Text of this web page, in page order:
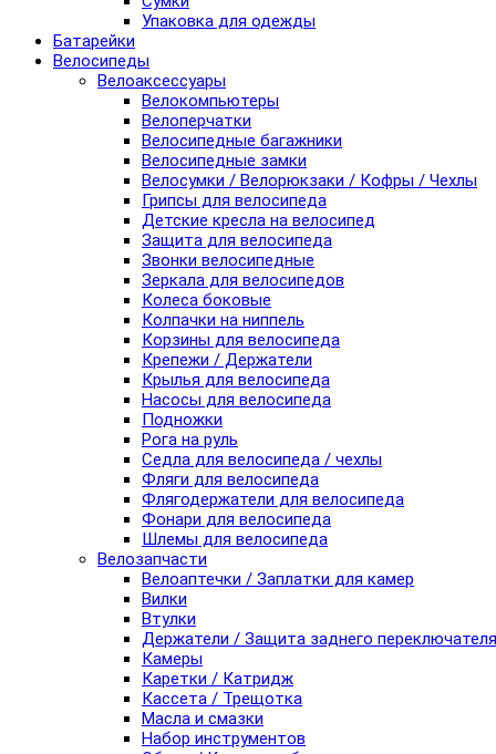
Упаковка для одежды
Батарейки
Велосипеды
Велоаксессуары
Велокомпьютеры
Велоперчатки
Велосипедные багажники
Велосипедные замки
Велосумки / Велорюкзаки / Кофры / Чехлы
Грипсы для велосипеда
Детские кресла на велосипед
Защита для велосипеда
Звонки велосипедные
Зеркала для велосипедов
Колеса боковые
Колпачки на ниппель
Корзины для велосипеда
Крепежи / Держатели
Крылья для велосипеда
Насосы для велосипеда
Подножки
Рога на руль
Седла для велосипеда / чехлы
Фляги для велосипеда
Флягодержатели для велосипеда
Фонари для велосипеда
Шлемы для велосипеда
Велозапчасти
Велоаптечки / Заплатки для камер
Вилки
Втулки
Держатели / Защита заднего переключателя
Камеры
Каретки / Катридж
Кассета / Трещотка
Масла и смазки
Набор инструментов